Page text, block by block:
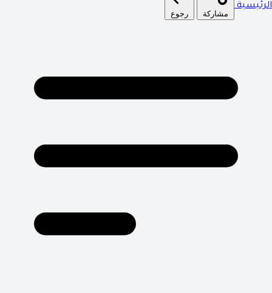
الرئيسية
مشاركة رجوع